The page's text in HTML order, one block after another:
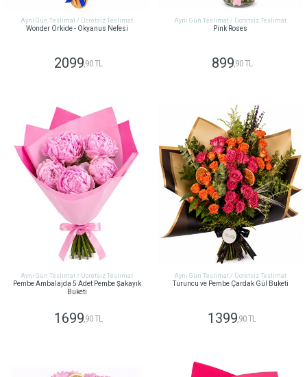
Aynı Gün Teslimat / Ücretsiz Teslimat
Wonder Orkide - Okyanus Nefesi
2099,90 TL
Aynı Gün Teslimat / Ücretsiz Teslimat
Pink Roses
899,90 TL
Aynı Gün Teslimat / Ücretsiz Teslimat
Pembe Ambalajda 5 Adet Pembe Şakayık
Buketi
1699 ,90 TL
Aynı Gün Teslimat / Ücretsiz Teslimat
Turuncu ve Pembe Çardak Gül Buketi
1399 ,90 TL